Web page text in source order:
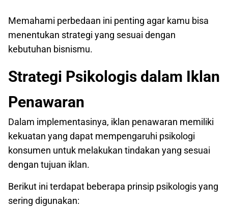
Memahami perbedaan ini penting agar kamu bisa
menentukan strategi yang sesuai dengan
kebutuhan bisnismu.
Strategi Psikologis dalam Iklan
Penawaran
Dalam implementasinya, iklan penawaran memiliki
kekuatan yang dapat mempengaruhi psikologi
konsumen untuk melakukan tindakan yang sesuai
dengan tujuan iklan.
Berikut ini terdapat beberapa prinsip psikologis yang
sering digunakan: